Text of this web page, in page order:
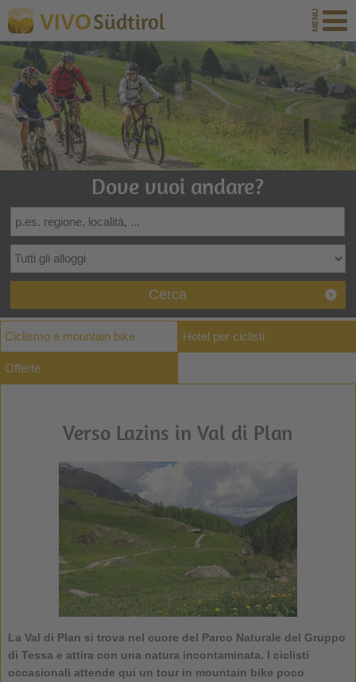
VIVOSüdtirol
Dove vuoi andare?
Cerca
Ciclismo e mountain bike Hotel per ciclisti
Offerte
Verso Lazins in Val di Plan
La Val di Plan si trova nel cuore del Parco Naturale del Gruppo
di Tessa e attira con una natura incontaminata. I ciclisti
occasionali attende qui un tour in mountain bike poco